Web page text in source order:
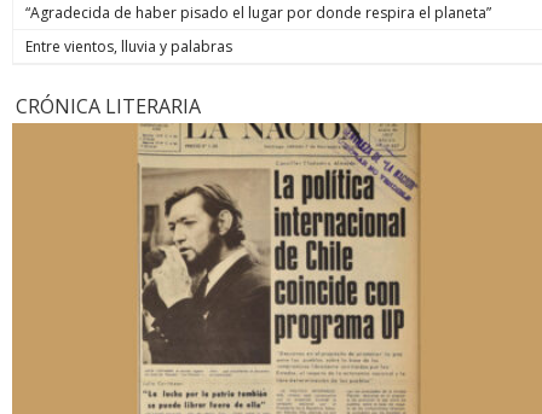
“Agradecida de haber pisado el lugar por donde respira el planeta”
Entre vientos, lluvia y palabras
CRÓNICA LITERARIA